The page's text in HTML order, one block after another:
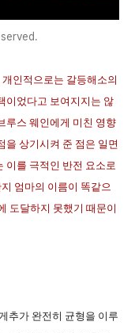
인적으로는 갈등해소의
이었다고 보여지지는 않
루스 웨인에게 미친 영향
을 상기시켜 준 점은 일면
이를 극적인 반전 요소로
엄마의 이름이 똑같으
도달하지 못했기 때문이
추가 완전히 균형을 이루